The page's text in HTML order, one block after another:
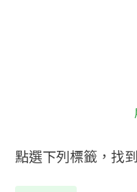
點選下列標籤，找